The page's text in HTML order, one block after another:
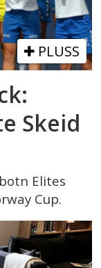
PLUSS
Skeid
Elites
Cup.